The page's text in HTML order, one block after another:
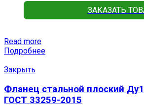
ЗАКАЗАТЬ
Read more
Подробнее
Закрыть
Фланец стальной плоский
ГОСТ 33259-2015